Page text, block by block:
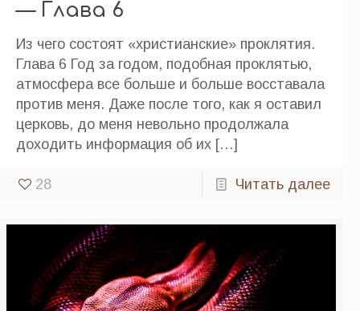
— Глава 6
Из чего состоят «христианские» проклятия.
Глава 6 Год за годом, подобная проклятью,
атмосфера все больше и больше восставала
против меня. Даже после того, как я оставил
церковь, до меня невольно продолжала
доходить информация об их […]
28 Читать далее